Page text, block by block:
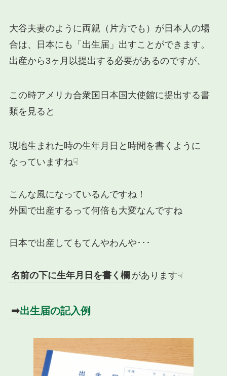
大谷夫妻のように両親（片方でも）が日本人の場
合は、日本にも「出生届」出すことができます。
出産から3ヶ月以提出する必要があるのですが、
この時アメリカ合衆国日本国大使館に提出する書
類を見ると
現地生まれた時の生年月日と時間を書くように
なっていますね☟
こんな風になっているんですね！
外国で出産するって何倍も大変なんですね
日本で出産してもてんやわんや･･･
名前の下に生年月日を書く欄 があります☟
➡出生届の記入例